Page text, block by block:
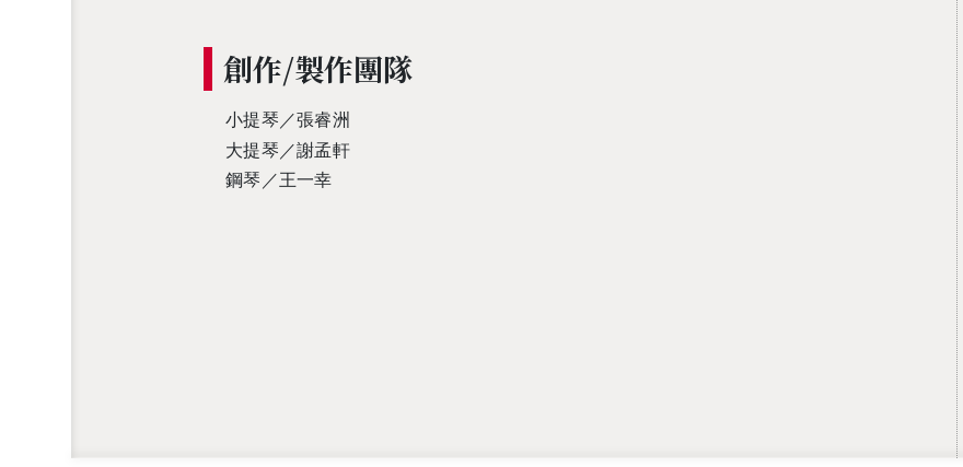
創作/製作團隊
小提琴／張睿洲
大提琴／謝孟軒
鋼琴／王一幸